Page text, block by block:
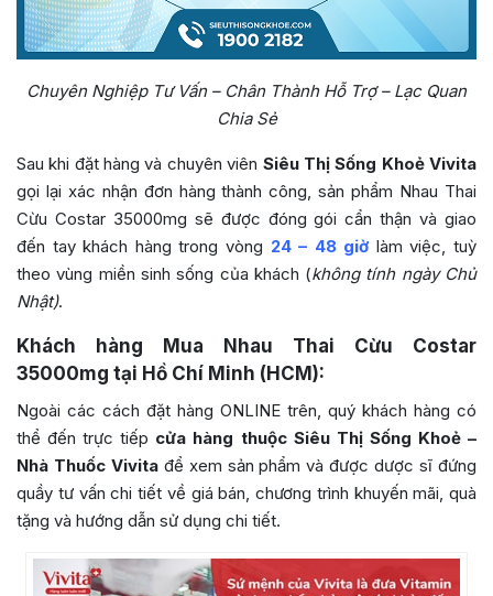
Chuyên Nghiệp Tư Vấn – Chân Thành Hỗ Trợ – Lạc Quan
Chia Sẻ
Sau khi đặt hàng và chuyên viên Siêu Thị Sống Khoẻ Vivita
gọi lại xác nhận đơn hàng thành công, sản phẩm Nhau Thai
Cừu Costar 35000mg sẽ được đóng gói cẩn thận và giao
đến tay khách hàng trong vòng 24 – 48 giờ làm việc, tuỳ
theo vùng miền sinh sống của khách (không tính ngày Chủ
Nhật).
Khách hàng Mua Nhau Thai Cừu Costar
35000mg tại Hồ Chí Minh (HCM):
Ngoài các cách đặt hàng ONLINE trên, quý khách hàng có
thể đến trực tiếp cửa hàng thuộc Siêu Thị Sống Khoẻ –
Nhà Thuốc Vivitađể xem sản phẩm và được dược sĩ đứng
quầy tư vấn chi tiết về giá bán, chương trình khuyến mãi, quà
tặng và hướng dẫn sử dụng chi tiết.